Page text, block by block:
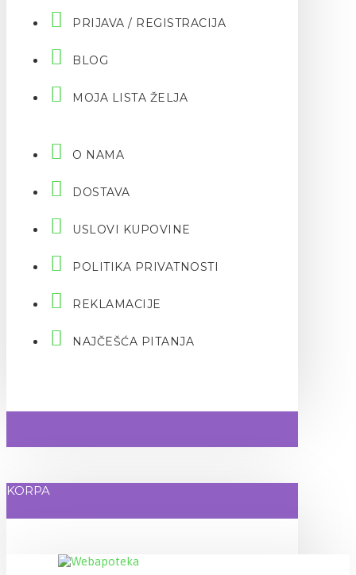
PRIJAVA / REGISTRACIJA
BLOG
MOJA LISTA ŽELJA
O NAMA
DOSTAVA
USLOVI KUPOVINE
POLITIKA PRIVATNOSTI
REKLAMACIJE
NAJČEŠĆA PITANJA
KORPA